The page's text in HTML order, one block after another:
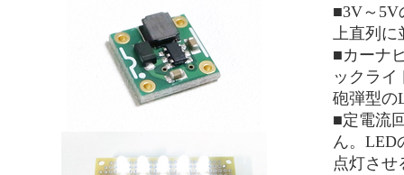
■3V～5V
上直列に
■カーナ
ックラ
砲弾型の
■定電流
ん。LED
点灯させ